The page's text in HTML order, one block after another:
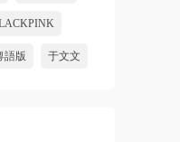
語版 于文文